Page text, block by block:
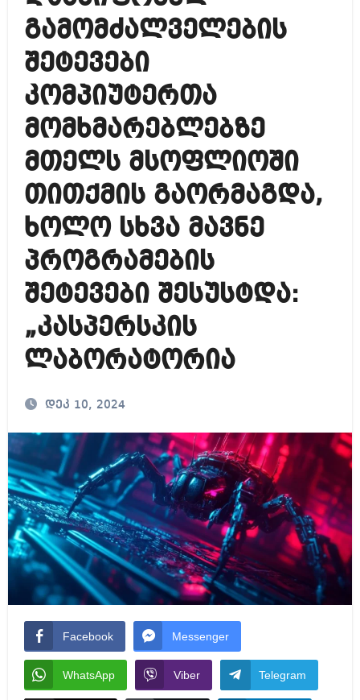
გამომძალველების
შეტევები
კომპიუტერთა
მომხმარებლებზე
მთელს მსოფლიოში
თითქმის გაორმაგდა,
ხოლო სხვა მავნე
პროგრამების
შეტევები შესუსტდა:
„კასპერსკის
ლაბორატორია
დეკ 10, 2024
Facebook Messenger
WhatsApp Viber Telegram